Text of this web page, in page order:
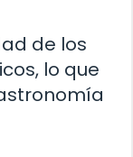
de los
lo que